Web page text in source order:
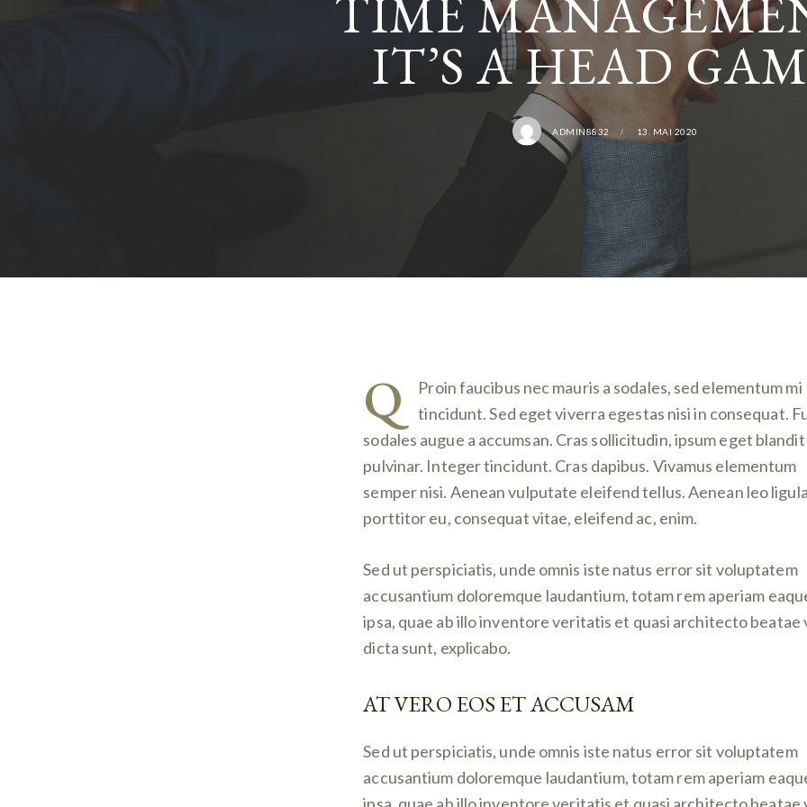
TIME
IT’S A HEAD
ADMIN8832 13. MAI 2020
Q
Proin faucibus nec mauris a sodales, sed elementum mi
tincidunt. Sed eget viverra egestas nisi in consequat.
sodales augue a accumsan. Cras sollicitudin, ipsum eget blandit
pulvinar. Integer tincidunt. Cras dapibus. Vivamus elementum
semper nisi. Aenean vulputate eleifend tellus. Aenean leo
porttitor eu, consequat vitae, eleifend ac, enim.
Sed ut perspiciatis, unde omnis iste natus error sit voluptatem
accusantium doloremque laudantium, totam rem aperiam
ipsa, quae ab illo inventore veritatis et quasi architecto beatae
dicta sunt, explicabo.
AT VERO EOS ET ACCUSAM
Sed ut perspiciatis, unde omnis iste natus error sit voluptatem
accusantium doloremque laudantium, totam rem aperiam